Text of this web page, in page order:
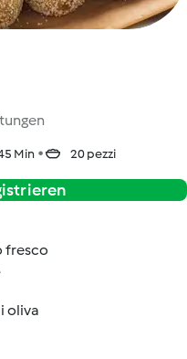
Min 20 pezzi
fresco
oliva